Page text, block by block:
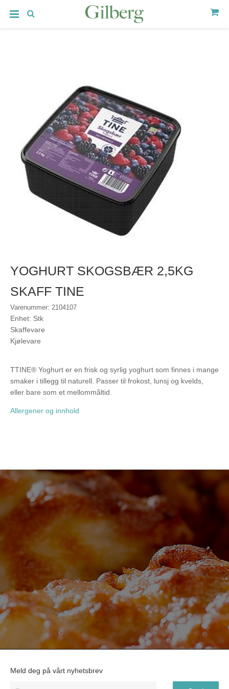
YOGHURT SKOGSBÆR 2,5KG
SKAFF TINE
Varenummer: 2104107
Enhet: Stk
Skaffevare
Kjølevare
TTINE® Yoghurt er en frisk og syrlig yoghurt som finnes i mange
smaker i tillegg til naturell. Passer til frokost, lunsj og kvelds,
eller bare som et mellommåltid.
Allergener og innhold
Meld deg på vårt nyhetsbrev